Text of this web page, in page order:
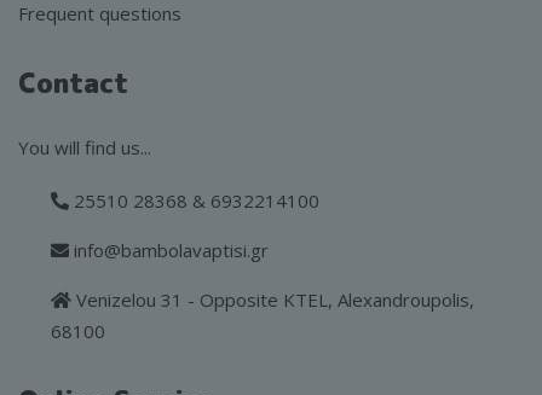
Frequent questions
Contact
You will find us...
25510 28368 & 6932214100
info@bambolavaptisi.gr
Venizelou 31 - Opposite KTEL, Alexandroupolis,
68100